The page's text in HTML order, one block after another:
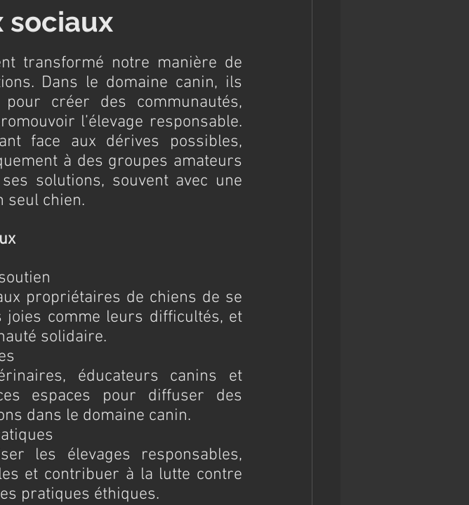
sociaux
transformé notre manière de
Dans le domaine canin, ils
créer des communautés,
l’élevage responsable.
face aux dérives possibles,
à des groupes amateurs
solutions, souvent avec une
seul chien.
propriétaires de chiens de se
comme leurs difficultés, et
solidaire.
éducateurs canins et
espaces pour diffuser des
dans le domaine canin.
les élevages responsables,
et contribuer à la lutte contre
pratiques éthiques.